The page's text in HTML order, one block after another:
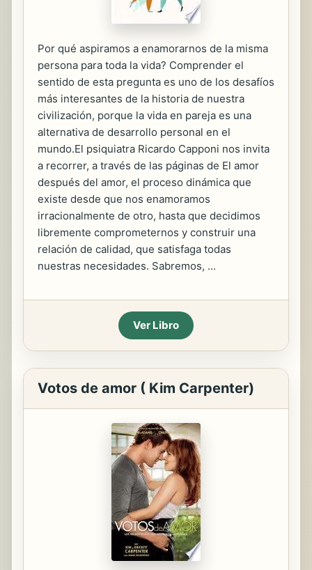
Por qué aspiramos a enamorarnos de la misma
persona para toda la vida? Comprender el
sentido de esta pregunta es uno de los desafíos
más interesantes de la historia de nuestra
civilización, porque la vida en pareja es una
alternativa de desarrollo personal en el
mundo.El psiquiatra Ricardo Capponi nos invita
a recorrer, a través de las páginas de El amor
después del amor, el proceso dinámica que
existe desde que nos enamoramos
irracionalmente de otro, hasta que decidimos
libremente comprometernos y construir una
relación de calidad, que satisfaga todas
nuestras necesidades. Sabremos, ...
Ver Libro
Votos de amor ( Kim Carpenter)